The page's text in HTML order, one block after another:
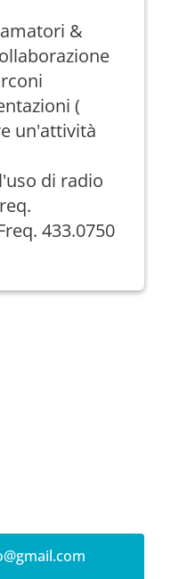
&
(
un'attività
di radio
433.0750
mail.com